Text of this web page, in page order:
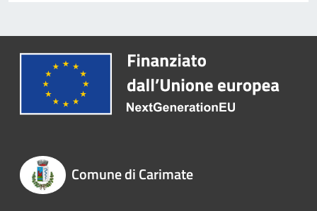
Comune di Carimate